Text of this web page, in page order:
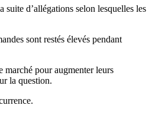
d’allégations selon lesquelles les
sont restés élevés pendant
marché pour augmenter leurs
la question.